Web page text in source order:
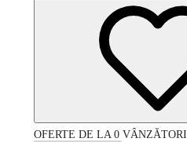
OFERTE DE LA 0 VÂNZĂTORI